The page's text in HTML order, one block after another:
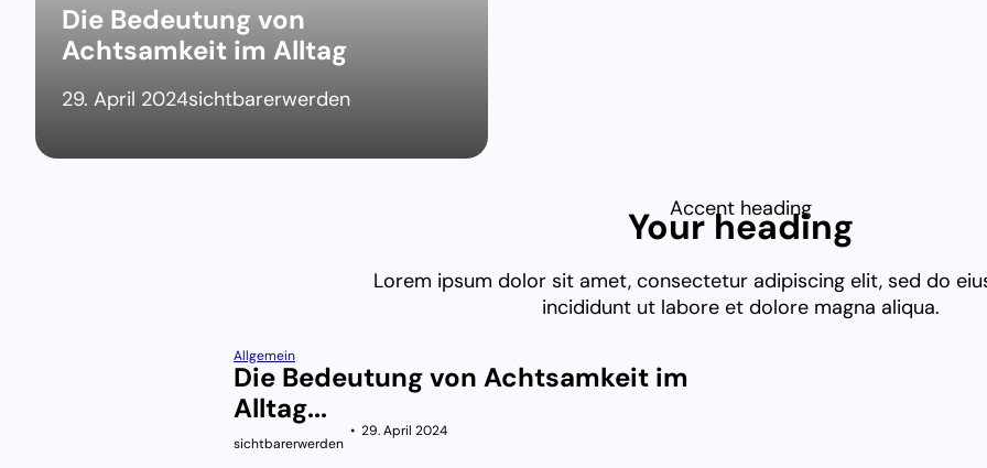
Die Bedeutung von
Achtsamkeit im Alltag
29. April 2024sichtbarerwerden
Accent heading
Your heading
Lorem ipsum dolor sit amet, consectetur adipiscing elit, sed do
incididunt ut labore et dolore magna aliqua.
Die Bedeutung von Achtsamkeit im
Alltag...
Allgemein
sichtbarerwerden
29. April 2024